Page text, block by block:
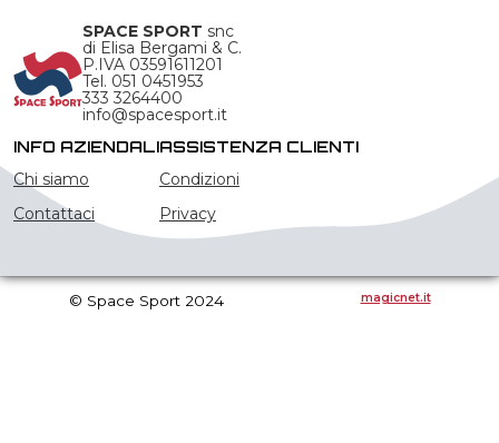
SPACE SPORT snc
di Elisa Bergami & C.
P.IVA 03591611201
Tel. 051 0451953
333 3264400
info@spacesport.it
INFO AZIENDALI
Chi siamo
Contattaci
ASSISTENZA CLIENTI
Condizioni
Privacy
© Space Sport 2024 magicnet.it